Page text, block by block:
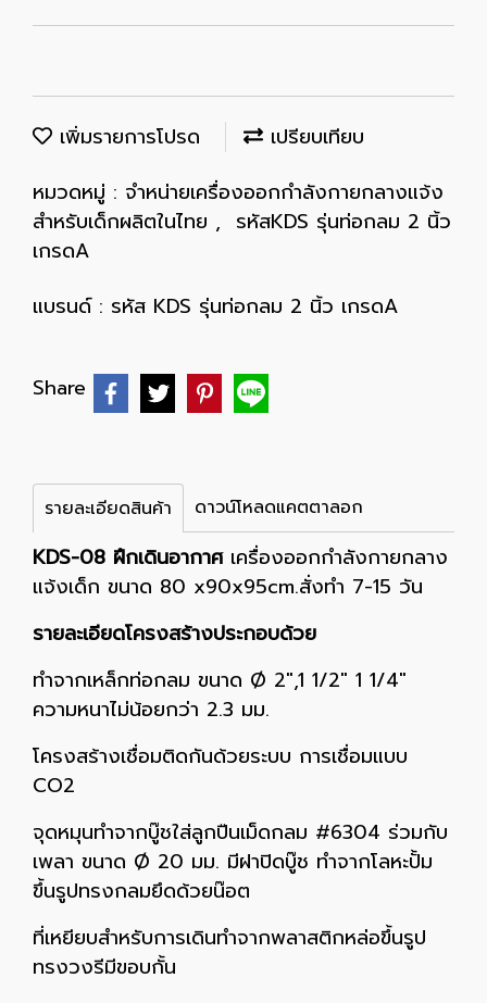
เพิ่มรายการโปรด
เปรียบเทียบ
หมวดหมู่ : จำหน่ายเครื่องออกกำลังกายกลางแจ้ง
สำหรับเด็กผลิตในไทย , รหัสKDS รุ่นท่อกลม 2 นิ้ว
เกรดA
แบรนด์ : รหัส KDS รุ่นท่อกลม 2 นิ้ว เกรดA
Share
รายละเอียดสินค้า ดาวน์โหลดแคตตาลอก
KDS-08 ฝึกเดินอากาศเครื่องออกกำลังกายกลาง
แจ้งเด็ก ขนาด 80 x90x95cm.สั่งทำ 7-15 วัน
รายละเอียดโครงสร้างประกอบด้วย
ทำจากเหล็กท่อกลม ขนาด Ø 2",1 1/2" 1 1/4"
ความหนาไม่น้อยกว่า 2.3 มม.
โครงสร้างเชื่อมติดกันด้วยระบบ การเชื่อมแบบ
CO2
จุดหมุนทำจากบู๊ชใส่ลูกปืนเม็ดกลม #6304 ร่วมกับ
เพลา ขนาด Ø 20 มม. มีฝาปิดบู๊ช ทำจากโลหะปั้ม
ขึ้นรูปทรงกลมยึดด้วยน๊อต
ที่เหยียบสำหรับการเดินทำจากพลาสติกหล่อขึ้นรูป
ทรงวงรีมีขอบกั้น